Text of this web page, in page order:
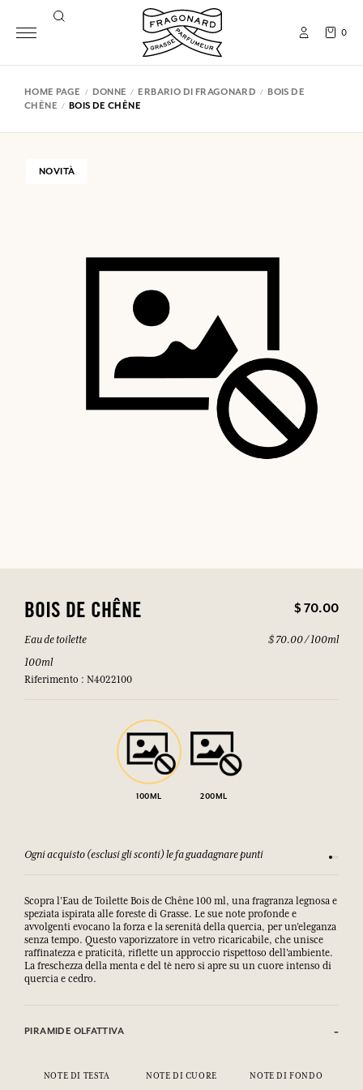
0
HOME PAGE DONNE ERBARIO DI FRAGONARD
BOIS DE
CHÊNE
BOIS DE CHÊNE
NOVITÀ
BOIS DE CHÊNE $ 70.00
Eau de toilette
100ml
Riferimento : N4022100
$ 70.00 / 100ml
100ML 200ML
Ogni acquisto (esclusi gli sconti) le fa guadagnare punti
Scopra l’Eau de Toilette Bois de Chêne 100 ml, una fragranza legnosa e
speziata ispirata alle foreste di Grasse. Le sue note profonde e
avvolgenti evocano la forza e la serenità della quercia, per un’eleganza
senza tempo. Questo vaporizzatore in vetro ricaricabile, che unisce
raffinatezza e praticità, riflette un approccio rispettoso dell’ambiente.
La freschezza della menta e del tè nero si apre su un cuore intenso di
quercia e cedro.
PIRAMIDE OLFATTIVA
NOTE DI TESTA NOTE DI CUORE NOTE DI FONDO